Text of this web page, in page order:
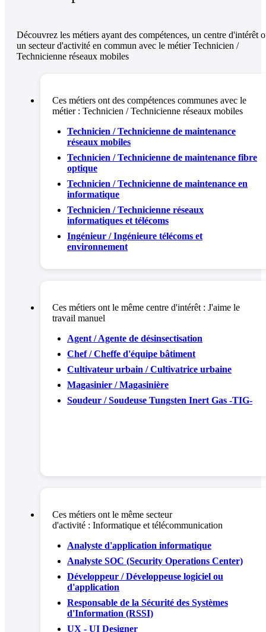
Découvrez les métiers ayant des compétences, un centre d'intérêt
un secteur d'activité en commun avec le métier Technicien /
Technicienne réseaux mobiles
Ces métiers ont des compétences communes avec le
métier : Technicien / Technicienne réseaux mobiles
Technicien / Technicienne de maintenance
réseaux mobiles
Technicien / Technicienne de maintenance fibre
optique
Technicien / Technicienne de maintenance en
informatique
Technicien / Technicienne réseaux
informatiques et télécoms
Ingénieur / Ingénieure télécoms et
environnement
Ces métiers ont le même centre d'intérêt : J'aime le
travail manuel
Agent / Agente de désinsectisation
Chef / Cheffe d'équipe bâtiment
Cultivateur urbain / Cultivatrice urbaine
Magasinier / Magasinière
Soudeur / Soudeuse Tungsten Inert Gas -TIG-
Ces métiers ont le même secteur
d'activité : Informatique et télécommunication
Analyste d'application informatique
Analyste SOC (Security Operations Center)
Développeur / Développeuse logiciel ou
d'application
Responsable de la Sécurité des Systèmes
d'Information (RSSI)
UX - UI Designer